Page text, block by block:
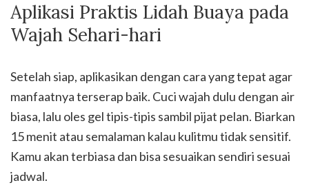
Aplikasi Praktis Lidah Buaya pada
Wajah Sehari-hari
Setelah siap, aplikasikan dengan cara yang tepat agar
manfaatnya terserap baik. Cuci wajah dulu dengan air
biasa, lalu oles gel tipis-tipis sambil pijat pelan. Biarkan
15 menit atau semalaman kalau kulitmu tidak sensitif.
Kamu akan terbiasa dan bisa sesuaikan sendiri sesuai
jadwal.